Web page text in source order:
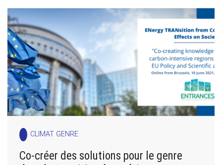
CLIMAT GENRE
Co-créer des solutions pour le genre